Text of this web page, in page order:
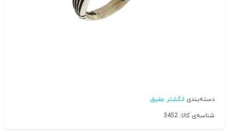
دسته‌بندی انگشتر عقیق
شناسه‌ی کالا: 3452